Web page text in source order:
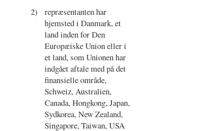
2)
repræsentanten har
hjemsted i Danmark, et
land inden for Den
Europæiske Union eller i
et land, som Unionen har
indgået aftale med på det
finansielle område,
Schweiz, Australien,
Canada, Hongkong, Japan,
Sydkorea, New Zealand,
Singapore, Taiwan, USA